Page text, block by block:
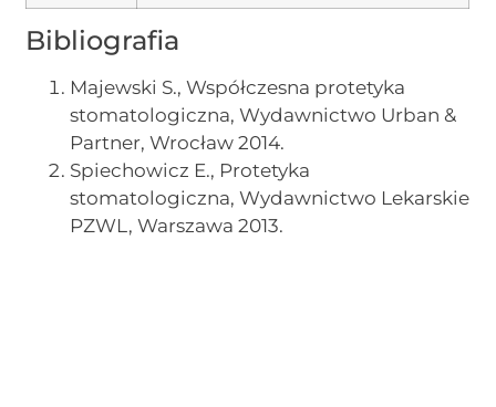
Bibliografia
Majewski S., Współczesna protetyka
stomatologiczna, Wydawnictwo Urban &
Partner, Wrocław 2014.
Spiechowicz E., Protetyka
stomatologiczna, Wydawnictwo Lekarskie
PZWL, Warszawa 2013.